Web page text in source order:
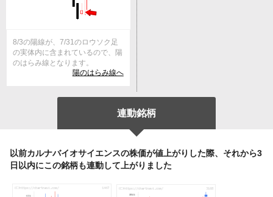
8/3の陽線が、7/31のロウソク足
の実体内に含まれているので、陽
のはらみ線となります。
陽のはらみ線へ
連動銘柄
以前カルナバイオサイエンスの株価が値上がりした際、それから3
日以内にこの銘柄も連動して上がりました